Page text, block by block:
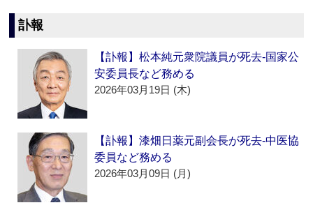
訃報
【訃報】松本純元衆院議員が死去‐国家公
安委員長など務める
2026年03月19日 (木)
【訃報】漆畑日薬元副会長が死去‐中医協
委員など務める
2026年03月09日 (月)